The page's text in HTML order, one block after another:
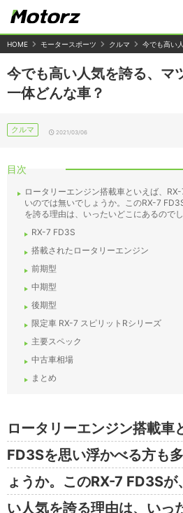
HOME モータースポーツ クルマ 今でも高い
今でも高い人気を誇る、マ
一体どんな車？
クルマ 2021/03/06
目次
ロータリーエンジン搭載車といえば、
いのでは無いでしょうか。このRX-7
を誇る理由は、いったいどこにあるのでし
RX-7 FD3S
搭載されたロータリーエンジン
前期型
中期型
後期型
限定車 RX-7 スピリットRシリーズ
主要スペック
中古車相場
まとめ
ロータリーエンジン搭載車
FD3Sを思い浮かべる方も
ょうか。このRX-7 FD3S
い人気を誇る理由は、いっ